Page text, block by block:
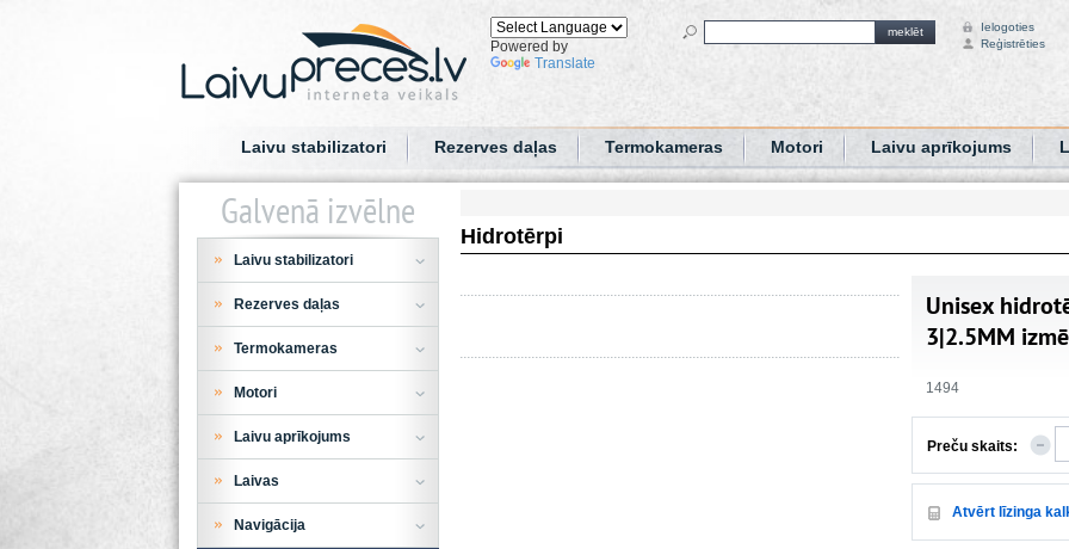
Powered by
Translate
meklēt
Ielogoties
Reģistrēties
Laivu stabilizatori Rezerves daļas Termokameras Motori Laivu aprīkojums
Hidrotērpi
Unisex
3|2.5MM
1494
Preču skaits:
Atvērt līzinga
Galvenā izvēlne
Laivu stabilizatori
Rezerves daļas
Termokameras
Motori
Laivu aprīkojums
Laivas
Navigācija